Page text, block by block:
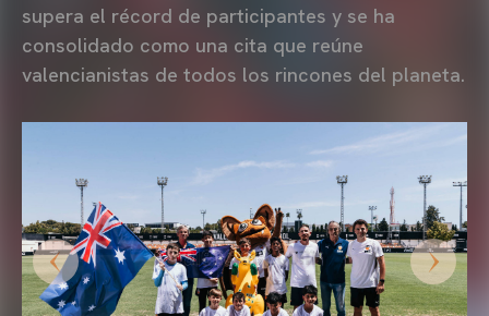
supera el récord de participantes y se ha
consolidado como una cita que reúne
valencianistas de todos los rincones del planeta.